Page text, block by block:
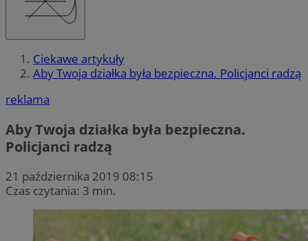
Ciekawe artykuły
Aby Twoja działka była bezpieczna. Policjanci radzą
reklama
Aby Twoja działka była bezpieczna.
Policjanci radzą
21 października 2019 08:15
Czas czytania: 3 min.